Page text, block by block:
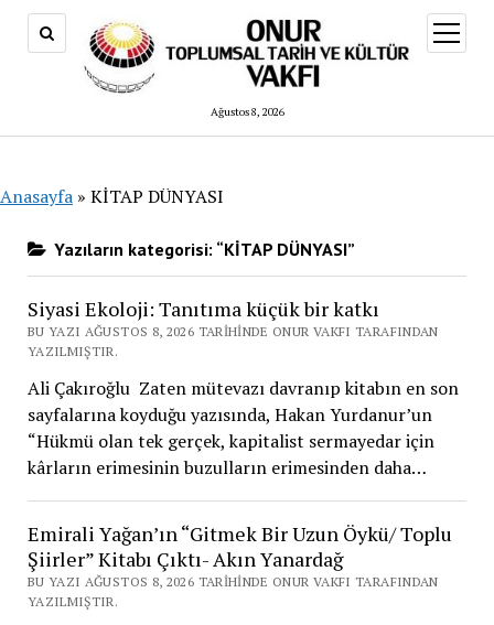
Ağustos 8, 2026
aç
Anasayfa » KİTAP DÜNYASI
Yazıların kategorisi: “KİTAP DÜNYASI”
Siyasi Ekoloji: Tanıtıma küçük bir katkı
BU YAZI AĞUSTOS 8, 2026 TARIHINDE ONUR VAKFI TARAFINDAN
YAZILMIŞTIR.
Ali Çakıroğlu Zaten mütevazı davranıp kitabın en son
sayfalarına koyduğu yazısında, Hakan Yurdanur’un
“Hükmü olan tek gerçek, kapitalist sermayedar için
kârların erimesinin buzulların erimesinden daha…
Emirali Yağan’ın “Gitmek Bir Uzun Öykü/ Toplu
Şiirler” Kitabı Çıktı- Akın Yanardağ
BU YAZI AĞUSTOS 8, 2026 TARIHINDE ONUR VAKFI TARAFINDAN
YAZILMIŞTIR.